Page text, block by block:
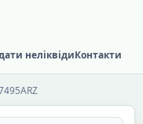
неліквідиКонтакти